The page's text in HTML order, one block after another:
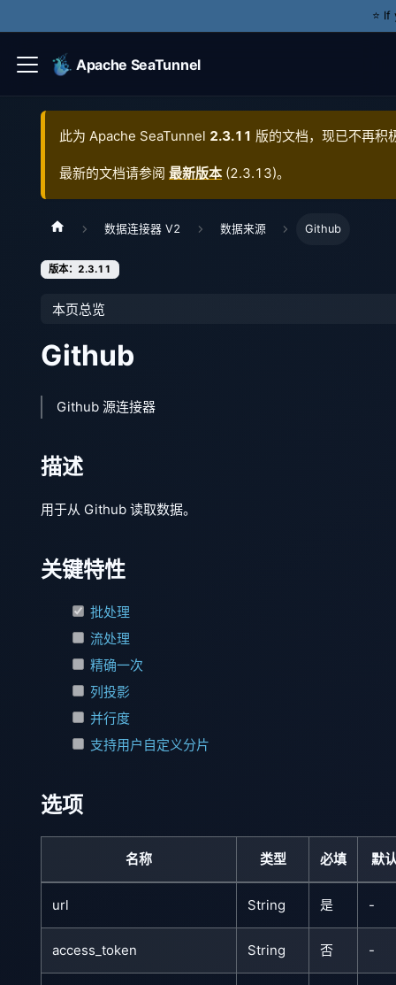
⭐️
Apache SeaTunnel
此为 Apache SeaTunnel 2.3.11 版的文档，现已不再积
最新的文档请参阅 最新版本 (2.3.13)。
数据连接器 V2 数据来源 Github
版本：2.3.11
本页总览
Github
Github 源连接器
描述
用于从 Github 读取数据。
关键特性
批处理
流处理
精确一次
列投影
并行度
支持用户自定义分片
选项
名称 类型 必填 默
url String 是 -
access_token String 否 -